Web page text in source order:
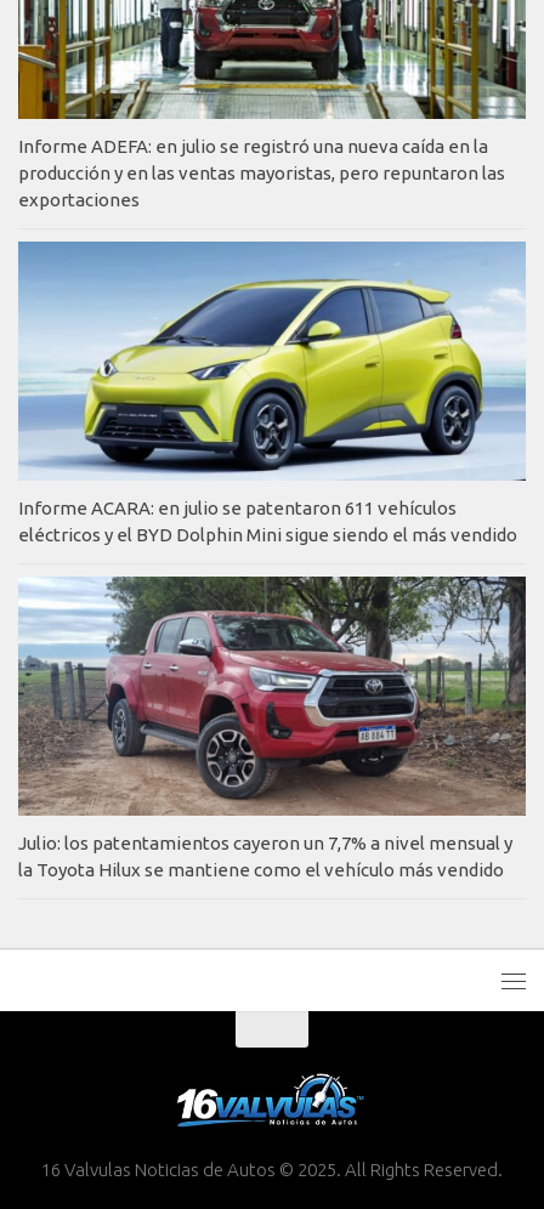
Informe ADEFA: en julio se registró una nueva caída en la
producción y en las ventas mayoristas, pero repuntaron las
exportaciones
Informe ACARA: en julio se patentaron 611 vehículos
eléctricos y el BYD Dolphin Mini sigue siendo el más vendido
Julio: los patentamientos cayeron un 7,7% a nivel mensual y
la Toyota Hilux se mantiene como el vehículo más vendido
16 Valvulas Noticias de Autos © 2025. All Rights Reserved.